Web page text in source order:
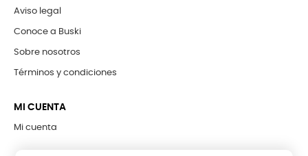
Aviso legal
Conoce a Buski
Sobre nosotros
Términos y condiciones
MI CUENTA
Mi cuenta